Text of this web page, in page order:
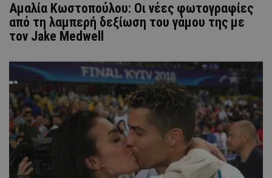
Αμαλία Κωστοπούλου: Οι νέες φωτογραφίες
από τη λαμπερή δεξίωση του γάμου της με
τον Jake Medwell